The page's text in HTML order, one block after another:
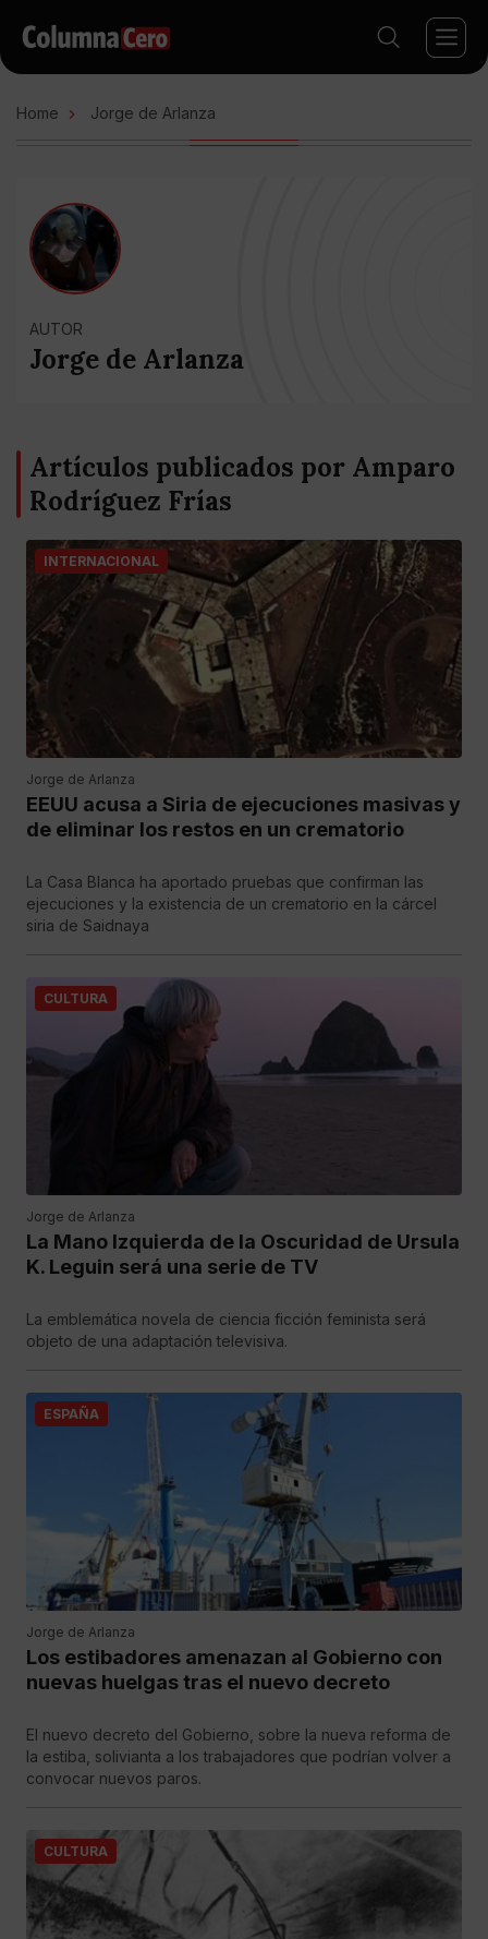
Home Jorge de Arlanza
AUTOR
Jorge de Arlanza
Artículos publicados por Amparo
Rodríguez Frías
INTERNACIONAL
Jorge de Arlanza
EEUU acusa a Siria de ejecuciones masivas y
de eliminar los restos en un crematorio
La Casa Blanca ha aportado pruebas que confirman las
ejecuciones y la existencia de un crematorio en la cárcel
siria de Saidnaya
CULTURA
Jorge de Arlanza
La Mano Izquierda de la Oscuridad de Ursula
K. Leguin será una serie de TV
La emblemática novela de ciencia ficción feminista será
objeto de una adaptación televisiva.
ESPAÑA
Jorge de Arlanza
Los estibadores amenazan al Gobierno con
nuevas huelgas tras el nuevo decreto
El nuevo decreto del Gobierno, sobre la nueva reforma de
la estiba, solivianta a los trabajadores que podrían volver a
convocar nuevos paros.
CULTURA